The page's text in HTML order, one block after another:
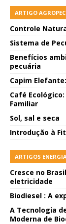
ARTIGO
Controle
Sistema de
Benefícios
pecuária
Capim
Café
Familiar
Sol, sal e seca
Introdução à
ARTIGOS ENERGIA
Cresce no
eletricidade
Biodiesel : A
A Tecnologia
Moderna de